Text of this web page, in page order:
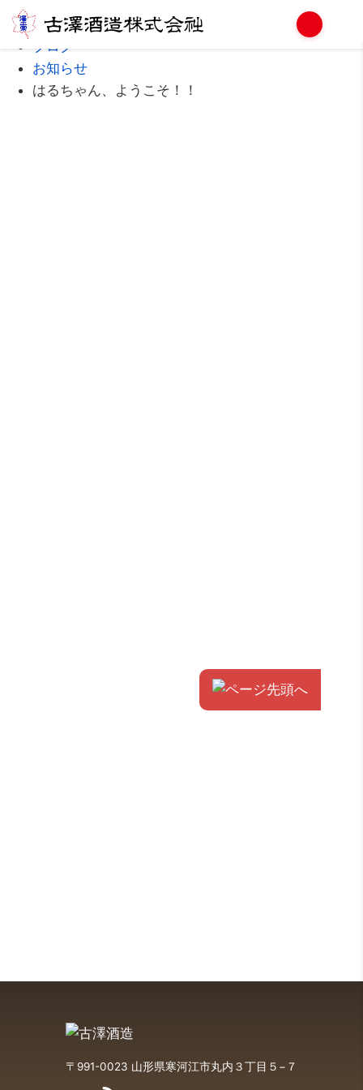
Home
ブログ
お知らせ
はるちゃん、ようこそ！！
〒991-0023 山形県寒河江市丸内３丁目５−７